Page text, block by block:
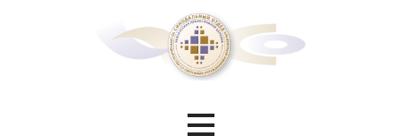
Синодальный отдел по